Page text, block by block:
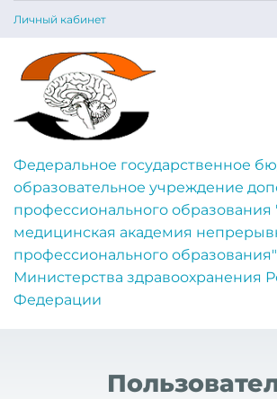
Личный кабинет
Федеральное государственное
образовательное учреждение
профессионального образования
медицинская академия
профессионального образования"
Министерства здравоохранения
Федерации